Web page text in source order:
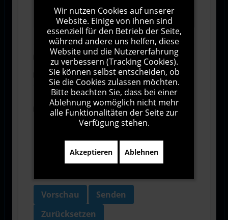
Abonnieren
Ich stimme den Allgemeinen
Geschäftsbedingungen zu.
Ich bin damit einverstanden, dass diese Website
meine Daten über dieses Formular erhebt.
Vorschau
Senden
Zurücksetzen
Wir nutzen Cookies auf unserer
Website. Einige von ihnen sind
essenziell für den Betrieb der Seite,
während andere uns helfen, diese
Website und die Nutzererfahrung
zu verbessern (Tracking Cookies).
Sie können selbst entscheiden, ob
Sie die Cookies zulassen möchten.
Bitte beachten Sie, dass bei einer
Ablehnung womöglich nicht mehr
alle Funktionalitäten der Seite zur
Verfügung stehen.
Akzeptieren Ablehnen